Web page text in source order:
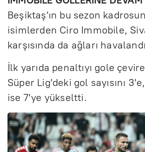
Beşiktaş'ın bu sezon
isimlerden Ciro Immobile,
karşısında da ağları
İlk yarıda penaltıyı gole
Süper Lig'deki gol sayısını
ise 7'ye yükseltti.